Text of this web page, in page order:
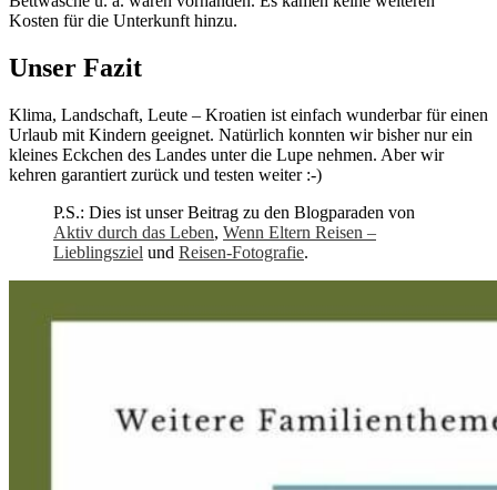
Kosten für die Unterkunft hinzu.
Unser Fazit
Klima, Landschaft, Leute – Kroatien ist einfach wunderbar für einen
Urlaub mit Kindern geeignet. Natürlich konnten wir bisher nur ein
kleines Eckchen des Landes unter die Lupe nehmen. Aber wir
kehren garantiert zurück und testen weiter :-)
P.S.: Dies ist unser Beitrag zu den Blogparaden von
Aktiv durch das Leben, Wenn Eltern Reisen –
Lieblingsziel und Reisen-Fotografie.